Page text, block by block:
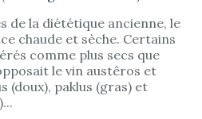
de la diététique ancienne, le
chaude et sèche. Certains
comme plus secs que
le vin austêros et
(doux), paklus (gras) et